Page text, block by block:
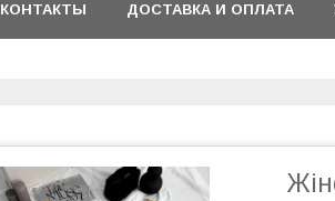
КОНТАКТЫ ДОСТАВКА И ОПЛАТА